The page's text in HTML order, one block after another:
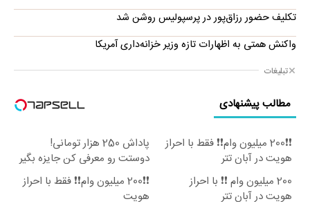
تکلیف حضور رزاق‌پور در پرسپولیس روشن شد
واکنش همتی به اظهارات تازه وزیر خزانه‌داری آمریکا
تبلیغات
مطالب پیشنهادی
❗❗200 میلیون وام❗❗ فقط با احراز
هویت در آبان تتر
پاداش 250 هزار تومانی!
دوستت رو معرفی کن جایزه بگیر
😍
200 میلیون وام ❗❗ با احراز
هویت در آبان تتر
❗❗200 میلیون وام❗❗ فقط با احراز
هویت